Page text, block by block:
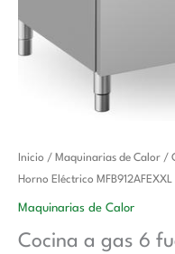
Inicio / Maquinarias de Calor /
Horno Eléctrico
Maquinarias de Calor
Cocina a gas 6
El
precio
original
Cocina
a
gas
fuegos